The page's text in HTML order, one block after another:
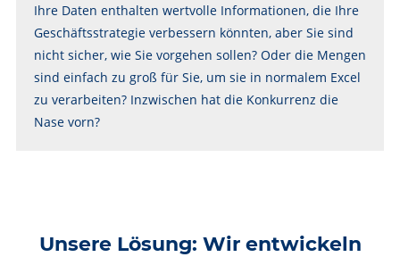
Ihre Daten enthalten wertvolle Informationen, die Ihre
Geschäftsstrategie verbessern könnten, aber Sie sind
nicht sicher, wie Sie vorgehen sollen? Oder die Mengen
sind einfach zu groß für Sie, um sie in normalem Excel
zu verarbeiten? Inzwischen hat die Konkurrenz die
Nase vorn?
Unsere Lösung: Wir entwickeln